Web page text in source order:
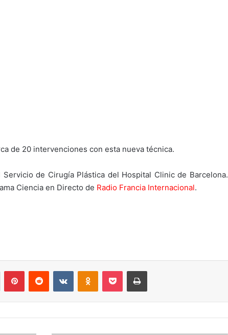
de 20 intervenciones con esta nueva técnica.
de Cirugía Plástica del Hospital Clinic de Barcelona.
Ciencia en Directo de Radio Francia Internacional.
Tumblr PinterestReddit VKontakteOdnoklassniki
Pocket Imprimir